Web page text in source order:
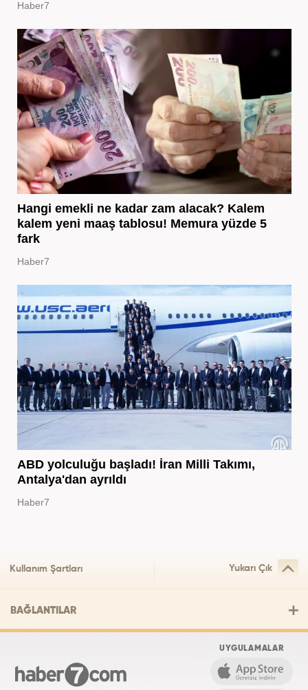
Haber7
Hangi emekli ne kadar zam alacak? Kalem
kalem yeni maaş tablosu! Memura yüzde 5
fark
Haber7
ABD yolculuğu başladı! İran Milli Takımı,
Antalya'dan ayrıldı
Haber7
Kullanım Şartları Yukarı Çık
BAĞLANTILAR
UYGULAMALAR